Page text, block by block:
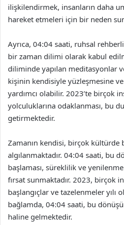
ilişkilendirmek, insanların daha
hareket etmeleri için bir neden
Ayrıca, 04:04 saati, ruhsal
bir zaman dilimi olarak kabul
diliminde yapılan meditasyonlar
kişinin kendisiyle yüzleşmesine
yardımcı olabilir. 2023’te birçok
yolculuklarına odaklanması, bu
getirmektedir.
Zamanın kendisi, birçok kültürde
algılanmaktadır. 04:04 saati, bu
başlaması, süreklilik ve
fırsat sunmaktadır. 2023, birçok
başlangıçlar ve tazelenmeler yılı
bağlamda, 04:04 saati, bu
haline gelmektedir.